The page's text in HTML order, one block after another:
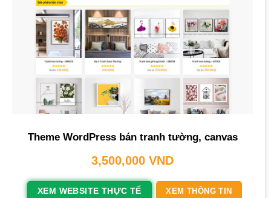
Theme WordPress bán tranh tường, canvas
3,500,000 VND
XEM WEBSITE THỰC TẾ XEM THÔNG TIN